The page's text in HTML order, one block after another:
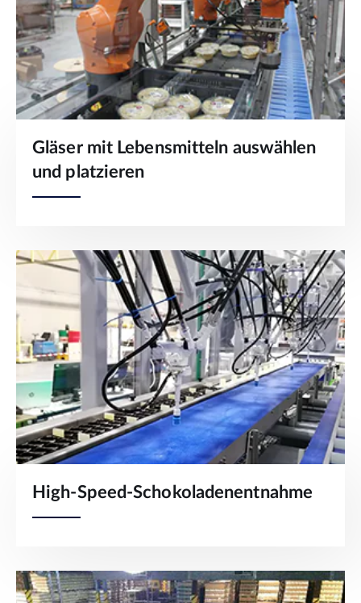
Gläser mit Lebensmitteln auswählen
und platzieren
High-Speed-Schokoladenentnahme